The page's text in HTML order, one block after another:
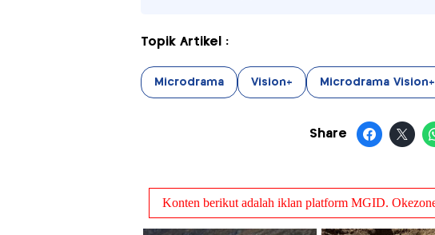
Topik Artikel :
Microdrama Vision+ Microdrama Vision+
Share